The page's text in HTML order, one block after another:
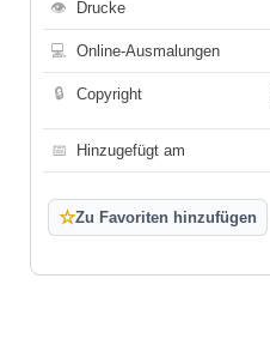
👁 Drucke
💻 Online-Ausmalungen
🔒 Copyright
📅 Hinzugefügt am
☆Zu Favoriten hinzufügen